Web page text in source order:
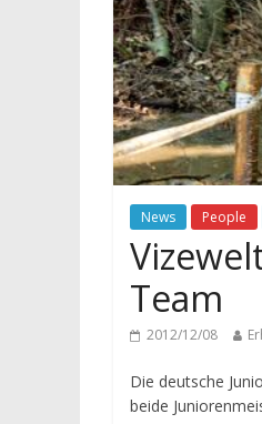
News People
Team
2012/12/08
Die deutsche
beide